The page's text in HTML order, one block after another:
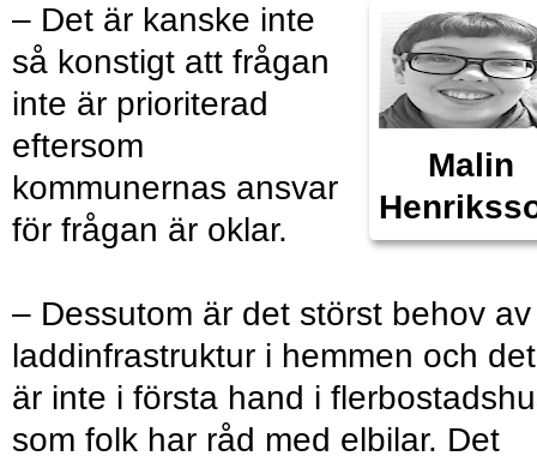
Malin
– Det är kanske inte
så konstigt att frågan
inte är prioriterad
eftersom
kommunernas ansvar
för frågan är oklar.
– Dessutom är det störst behov av
laddinfrastruktur i hemmen och det
är inte i första hand i
som folk har råd med elbilar. Det